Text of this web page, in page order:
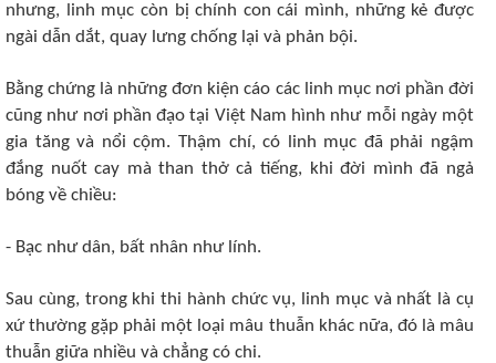
nhưng, linh mục còn bị chính con cái mình, những kẻ được
ngài dẫn dắt, quay lưng chống lại và phản bội.
Bằng chứng là những đơn kiện cáo các linh mục nơi phần đời
cũng như nơi phần đạo tại Việt Nam hình như mỗi ngày một
gia tăng và nổi cộm. Thậm chí, có linh mục đã phải ngậm
đắng nuốt cay mà than thở cả tiếng, khi đời mình đã ngả
bóng về chiều:
- Bạc như dân, bất nhân như lính.
Sau cùng, trong khi thi hành chức vụ, linh mục và nhất là cụ
xứ thường gặp phải một loại mâu thuẫn khác nữa, đó là mâu
thuẫn giữa nhiều và chẳng có chi.